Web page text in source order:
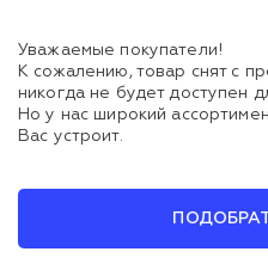
Уважаемые покупатели!
К сожалению, товар снят с
никогда не будет доступен
Но у нас широкий
Вас устроит.